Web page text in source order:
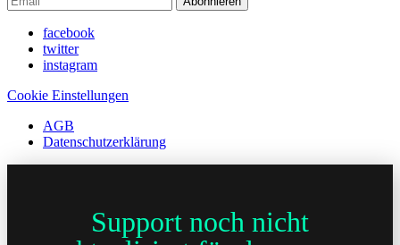
facebook
twitter
instagram
Cookie Einstellungen
AGB
Datenschutzerklärung
Support noch nicht